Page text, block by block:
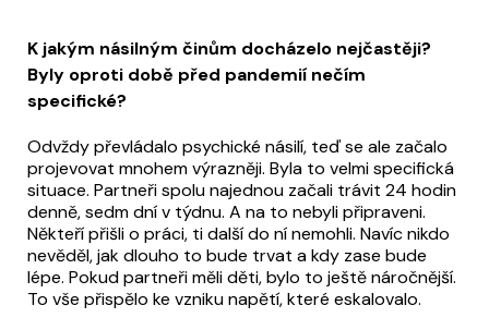
K jakým násilným činům docházelo nejčastěji?
Byly oproti době před pandemií nečím
specifické?
Odvždy převládalo psychické násilí, teď se ale začalo
projevovat mnohem výrazněji. Byla to velmi specifická
situace. Partneři spolu najednou začali trávit 24 hodin
denně, sedm dní v týdnu. A na to nebyli připraveni.
Někteří přišli o práci, ti další do ní nemohli. Navíc nikdo
nevěděl, jak dlouho to bude trvat a kdy zase bude
lépe. Pokud partneři měli děti, bylo to ještě náročnější.
To vše přispělo ke vzniku napětí, které eskalovalo.